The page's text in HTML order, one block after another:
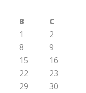
B
C
1
2
8
9
15
16
22
23
29
30